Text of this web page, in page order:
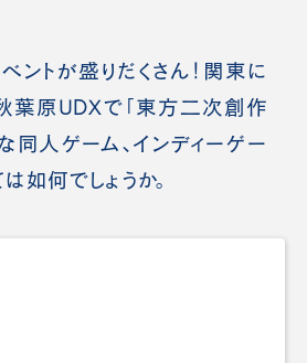
ントが盛りだくさん！関東に
葉原UDXで「東方二次創作
同人ゲーム、インディーゲー
如何でしょうか。